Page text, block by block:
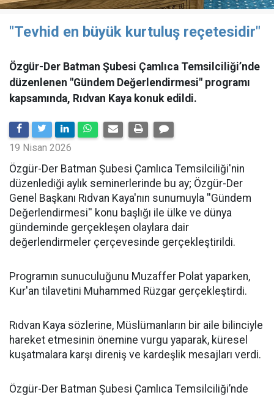
"Tevhid en büyük kurtuluş reçetesidir"
Özgür-Der Batman Şubesi Çamlıca Temsilciliği’nde
düzenlenen "Gündem Değerlendirmesi" programı
kapsamında, Rıdvan Kaya konuk edildi.
19 Nisan 2026
​Özgür-Der Batman Şubesi Çamlıca Temsilciliği'nin
düzenlediği aylık seminerlerinde bu ay; Özgür-Der
Genel Başkanı Rıdvan Kaya'nın sunumuyla ''Gündem
Değerlendirmesi'' konu başlığı ile ülke ve dünya
gündeminde gerçekleşen olaylara dair
değerlendirmeler çerçevesinde gerçekleştirildi.
Programın sunuculuğunu Muzaffer Polat yaparken,
Kur'an tilavetini Muhammed Rüzgar gerçekleştirdi.
Rıdvan Kaya sözlerine, Müslümanların bir aile bilinciyle
hareket etmesinin önemine vurgu yaparak, küresel
kuşatmalara karşı direniş ve kardeşlik mesajları verdi.
Özgür-Der Batman Şubesi Çamlıca Temsilciliği’nde